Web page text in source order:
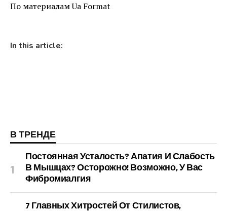
По материалам Ua Format
In this article:
В ТРЕНДЕ
Постоянная Усталость? Апатия И Слабость
В Мышцах? Осторожно! Возможно, У Вас
Фибромиалгия
7 Главных Хитростей От Стилистов,